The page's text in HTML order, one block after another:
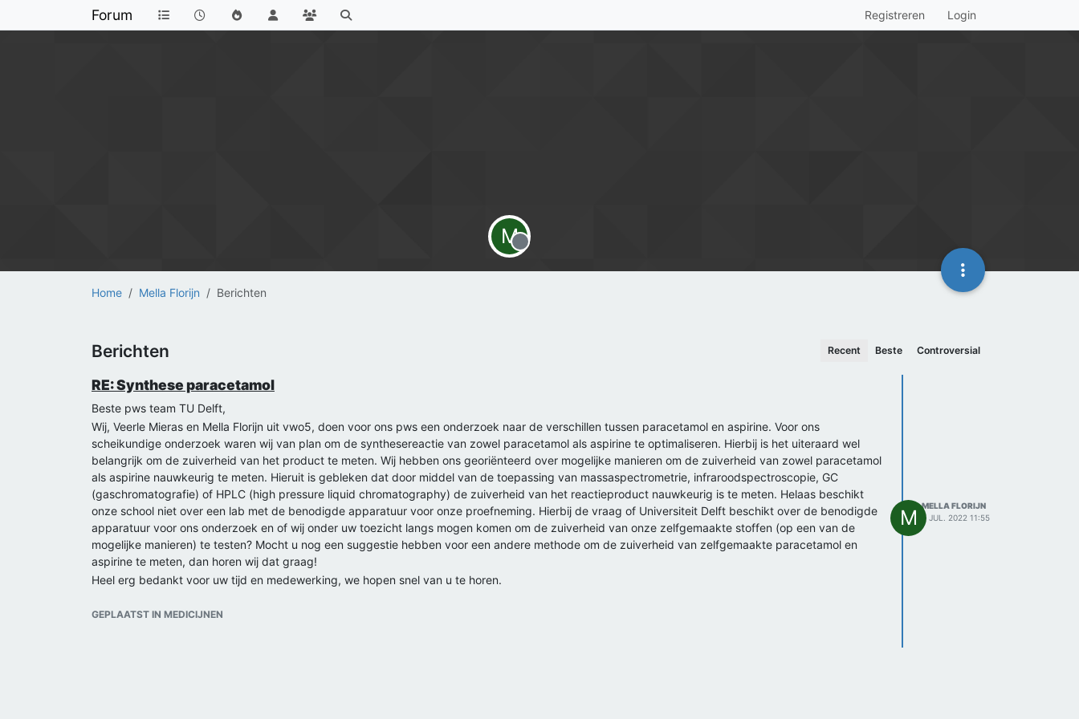
Forum Registreren Login
Home Mella Florijn Berichten
M
Offline
Berichten Recent Beste Controversial
RE: Synthese paracetamol
Beste pws team TU Delft,
Wij, Veerle Mieras en Mella Florijn uit vwo5, doen voor ons pws een onderzoek naar de verschillen tussen paracetamol en aspirine. Voor ons
scheikundige onderzoek waren wij van plan om de synthesereactie van zowel paracetamol als aspirine te optimaliseren. Hierbij is het uiteraard wel
belangrijk om de zuiverheid van het product te meten. Wij hebben ons georiënteerd over mogelijke manieren om de zuiverheid van zowel paracetamol
als aspirine nauwkeurig te meten. Hieruit is gebleken dat door middel van de toepassing van massaspectrometrie, infraroodspectroscopie, GC
(gaschromatografie) of HPLC (high pressure liquid chromatography) de zuiverheid van het reactieproduct nauwkeurig is te meten. Helaas beschikt
onze school niet over een lab met de benodigde apparatuur voor onze proefneming. Hierbij de vraag of Universiteit Delft beschikt over de benodigde
apparatuur voor ons onderzoek en of wij onder uw toezicht langs mogen komen om de zuiverheid van onze zelfgemaakte stoffen (op een van de
mogelijke manieren) te testen? Mocht u nog een suggestie hebben voor een andere methode om de zuiverheid van zelfgemaakte paracetamol en
aspirine te meten, dan horen wij dat graag!
Heel erg bedankt voor uw tijd en medewerking, we hopen snel van u te horen.
Veerle Mieras en Mella Florijn
GEPLAATST IN MEDICIJNEN
M MELLA FLORIJN
7 JUL. 2022 11:55